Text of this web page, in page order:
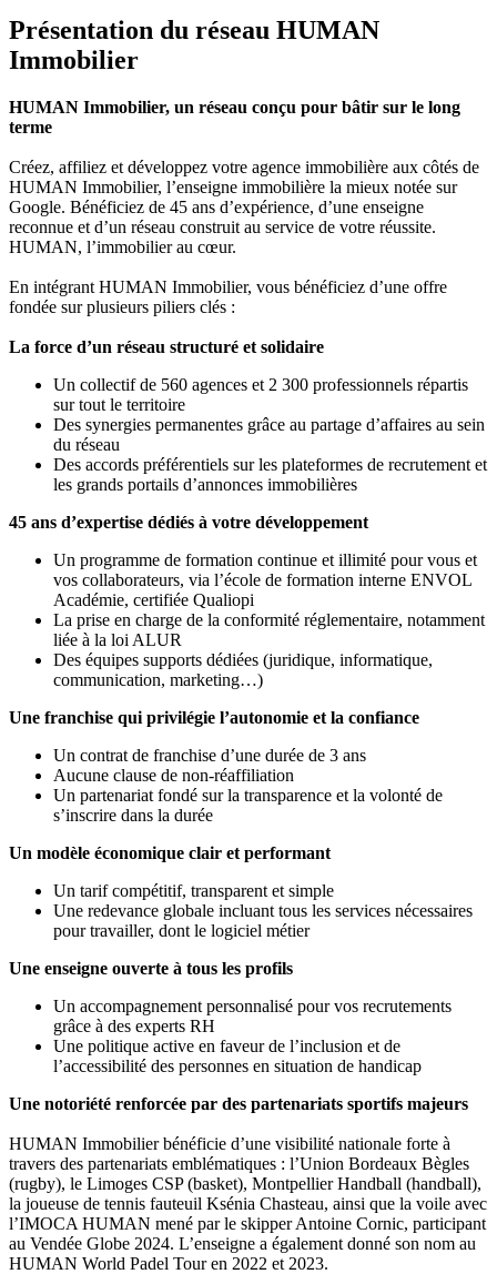
Présentation du réseau HUMAN
Immobilier
HUMAN Immobilier, un réseau conçu pour bâtir sur le long
terme
Créez, affiliez et développez votre agence immobilière aux côtés de
HUMAN Immobilier, l’enseigne immobilière la mieux notée sur
Google. Bénéficiez de 45 ans d’expérience, d’une enseigne
reconnue et d’un réseau construit au service de votre réussite.
HUMAN, l’immobilier au cœur.
En intégrant HUMAN Immobilier, vous bénéficiez d’une offre
fondée sur plusieurs piliers clés :
La force d’un réseau structuré et solidaire
Un collectif de 560 agences et 2 300 professionnels répartis
sur tout le territoire
Des synergies permanentes grâce au partage d’affaires au sein
du réseau
Des accords préférentiels sur les plateformes de recrutement et
les grands portails d’annonces immobilières
45 ans d’expertise dédiés à votre développement
Un programme de formation continue et illimité pour vous et
vos collaborateurs, via l’école de formation interne ENVOL
Académie, certifiée Qualiopi
La prise en charge de la conformité réglementaire, notamment
liée à la loi ALUR
Des équipes supports dédiées (juridique, informatique,
communication, marketing…)
Une franchise qui privilégie l’autonomie et la confiance
Un contrat de franchise d’une durée de 3 ans
Aucune clause de non-réaffiliation
Un partenariat fondé sur la transparence et la volonté de
s’inscrire dans la durée
Un modèle économique clair et performant
Un tarif compétitif, transparent et simple
Une redevance globale incluant tous les services nécessaires
pour travailler, dont le logiciel métier
Une enseigne ouverte à tous les profils
Un accompagnement personnalisé pour vos recrutements
grâce à des experts RH
Une politique active en faveur de l’inclusion et de
l’accessibilité des personnes en situation de handicap
Une notoriété renforcée par des partenariats sportifs majeurs
HUMAN Immobilier bénéficie d’une visibilité nationale forte à
travers des partenariats emblématiques : l’Union Bordeaux Bègles
(rugby), le Limoges CSP (basket), Montpellier Handball (handball),
la joueuse de tennis fauteuil Ksénia Chasteau, ainsi que la voile avec
l’IMOCA HUMAN mené par le skipper Antoine Cornic, participant
au Vendée Globe 2024. L’enseigne a également donné son nom au
HUMAN World Padel Tour en 2022 et 2023.